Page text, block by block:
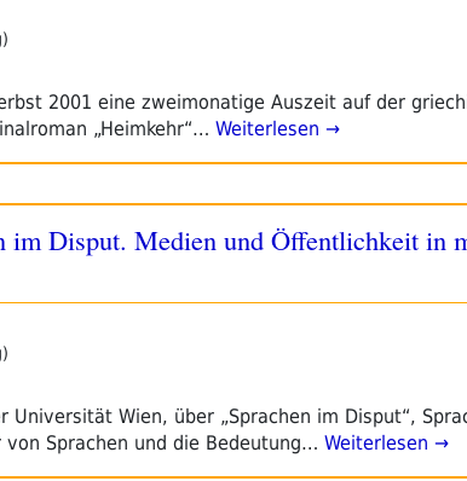
2001 eine zweimonatige Auszeit auf der
„Heimkehr“… Weiterlesen →
im Disput. Medien und Öffentlichkeit in
Universität Wien, über „Sprachen im Disput“,
Sprachen und die Bedeutung… Weiterlesen →